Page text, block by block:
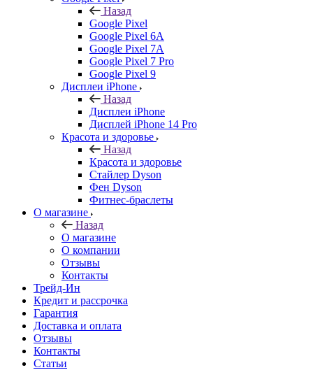
Назад
Google Pixel
Google Pixel 6A
Google Pixel 7А
Google Pixel 7 Pro
Google Pixel 9
Дисплеи iPhone
Назад
Дисплеи iPhone
Дисплей iPhone 14 Pro
Красота и здоровье
Назад
Красота и здоровье
Стайлер Dyson
Фен Dyson
Фитнес-браслеты
О магазине
Назад
О магазине
О компании
Отзывы
Контакты
Трейд-Ин
Кредит и рассрочка
Гарантия
Доставка и оплата
Отзывы
Контакты
Статьи